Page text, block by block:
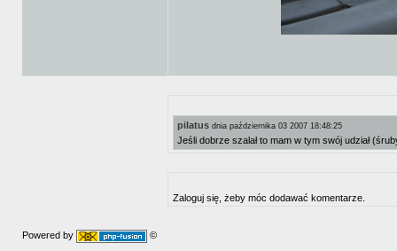
pilatus dnia października 03 2007 18:48:25
Jeśli dobrze szalał to mam w tym swój udział
Zaloguj się, żeby móc dodawać komentarze.
Powered by ©